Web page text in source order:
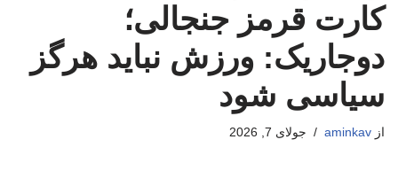
کارت قرمز جنجالی؛
دوجاریک: ورزش نباید هرگز
سیاسی شود
از aminkav جولای 7, 2026